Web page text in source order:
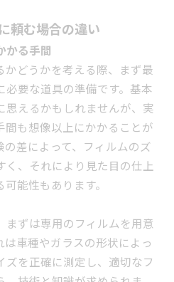
頼む場合の違い
かる手間
かどうかを考える際、まず最
要な道具の準備です。基本
思えるかもしれませんが、実
も想像以上にかかることが
差によって、フィルムのズ
く、それにより見た目の仕上
能性もあります。
まずは専用のフィルムを用意
車種やガラスの形状によっ
を正確に測定し、適切なフ